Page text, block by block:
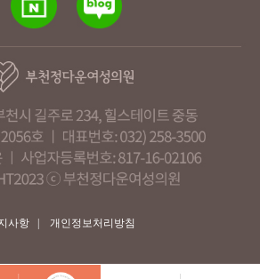
사항| 개인정보처리방침